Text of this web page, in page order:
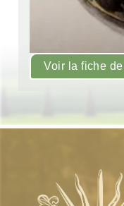
Voir la fiche